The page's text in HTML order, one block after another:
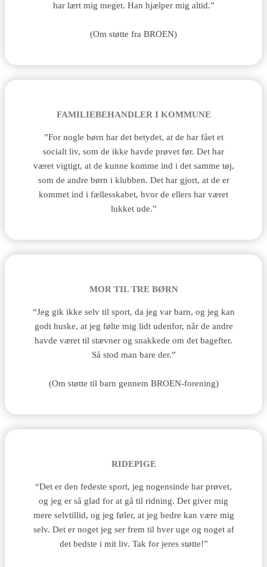
har lært mig meget. Han hjælper mig altid.”
(Om støtte fra BROEN)
FAMILIEBEHANDLER I KOMMUNE
”For nogle børn har det betydet, at de har fået et
socialt liv, som de ikke havde prøvet før. Det har
været vigtigt, at de kunne komme ind i det samme tøj,
som de andre børn i klubben. Det har gjort, at de er
kommet ind i fællesskabet, hvor de ellers har været
lukket ude.”
MOR TIL TRE BØRN
“Jeg gik ikke selv til sport, da jeg var barn, og jeg kan
godt huske, at jeg følte mig lidt udenfor, når de andre
havde været til stævner og snakkede om det bagefter.
Så stod man bare der.”
(Om støtte til barn gennem BROEN-forening)
RIDEPIGE
“Det er den fedeste sport, jeg nogensinde har prøvet,
og jeg er så glad for at gå til ridning. Det giver mig
mere selvtillid, og jeg føler, at jeg bedre kan være mig
selv. Det er noget jeg ser frem til hver uge og noget af
det bedste i mit liv. Tak for jeres støtte!”